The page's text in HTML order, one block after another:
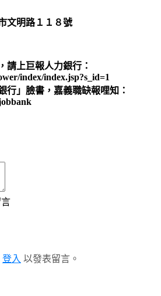
文明路１１８號
上巨報人力銀行：
index/index.jsp?s_id=1
」臉書，嘉義職缺報哩知：
登入 以發表留言。